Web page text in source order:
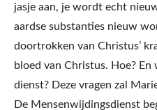
jasje aan, je wordt echt
aardse substanties nieuw
doortrokken van Christus’
bloed van Christus. Hoe?
dienst? Deze vragen zal
De Mensenwijdingsdienst